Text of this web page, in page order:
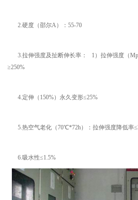
2.硬度（邵尔A）：55-70
3.拉伸强度及扯断伸长率： 1）拉伸强度（
≥250%
4.定伸（150%）永久变形≤25%
5.热空气老化（70℃*72h）：拉伸强度降低率
6.吸水性≤1.5%